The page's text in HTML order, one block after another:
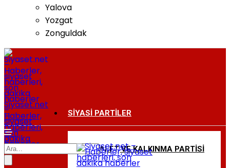
Yalova
Yozgat
Zonguldak
Siyaset.net
–
Haberler,
siyaset
haberleri,
son
dakika
haberler
SIYASI PARTILER
ADALET VE KALKINMA PARTISI
BAKANLIKLAR